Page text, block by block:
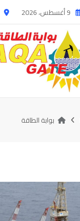
9 أغسطس، 2026
بوابة الطاقة